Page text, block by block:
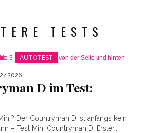
TESTS
AUTOTEST
2026
D im Test:
Der Countryman D ist anfangs kein
– Test Mini Countryman D. Erster...